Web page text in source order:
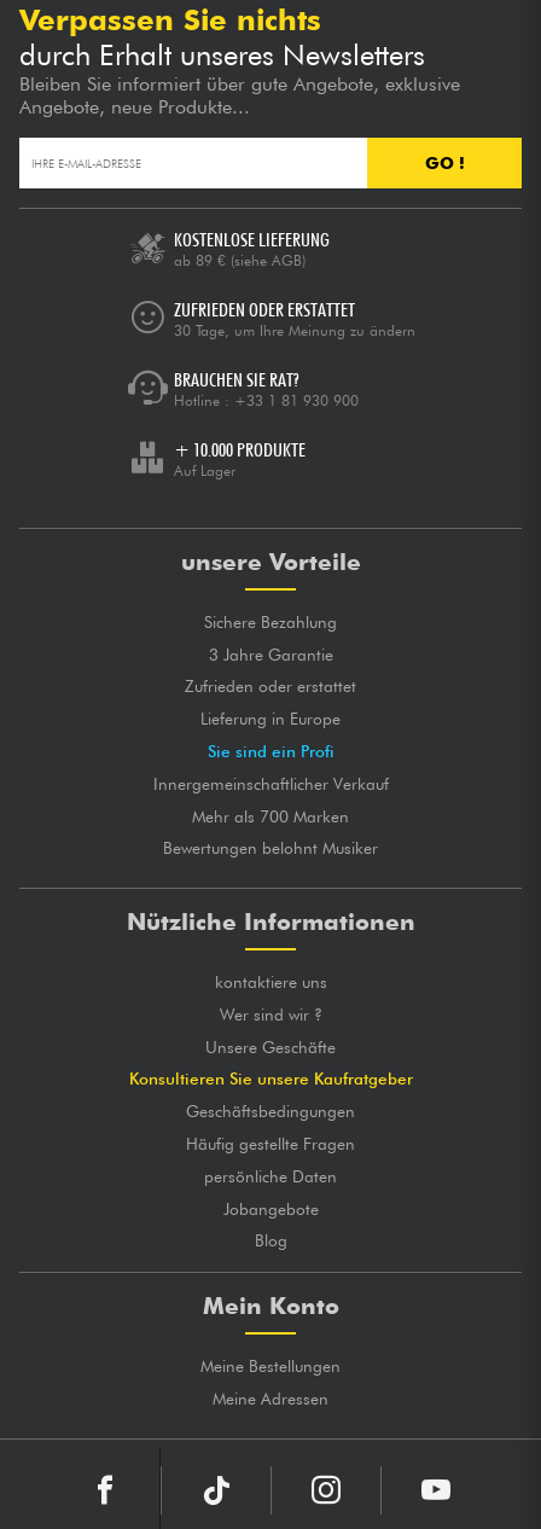
Verpassen Sie nichts
durch Erhalt unseres Newsletters
Bleiben Sie informiert über gute Angebote, exklusive
Angebote, neue Produkte...
GO !
KOSTENLOSE LIEFERUNG
ab 89 € (siehe AGB)
ZUFRIEDEN ODER ERSTATTET
30 Tage, um Ihre Meinung zu ändern
BRAUCHEN SIE RAT?
Hotline : +33 1 81 930 900
+ 10.000 PRODUKTE
Auf Lager
unsere Vorteile
Sichere Bezahlung
3 Jahre Garantie
Zufrieden oder erstattet
Lieferung in Europe
Sie sind ein Profi
Innergemeinschaftlicher Verkauf
Mehr als 700 Marken
Bewertungen belohnt Musiker
Nützliche Informationen
kontaktiere uns
Wer sind wir ?
Unsere Geschäfte
Konsultieren Sie unsere Kaufratgeber
Geschäftsbedingungen
Häufig gestellte Fragen
persönliche Daten
Jobangebote
Blog
Mein Konto
Meine Bestellungen
Meine Adressen